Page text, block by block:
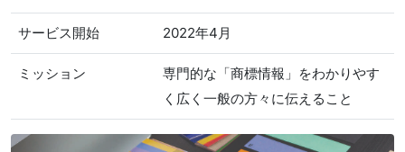
サービス開始 2022年4月
ミッション
専門的な「商標情報」をわかりやす
く広く一般の方々に伝えること